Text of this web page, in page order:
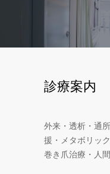
診療案内
外来・透析・通
援・メタボリッ
巻き爪治療・人